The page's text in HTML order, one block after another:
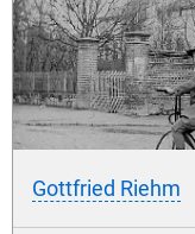
Gottfried Riehm